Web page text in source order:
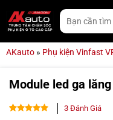
qua
nội
Tìm
kiếm:
AKauto » Phụ kiện Vinfast
Module led ga
3Đánh Giá